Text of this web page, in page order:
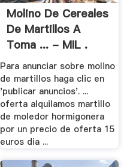
Molino De Cereales
De Martillos A
Toma ... - MIL .
Para anunciar sobre molino
de martillos haga clic en
'publicar anuncios'. ...
oferta alquilamos martillo
de moledor hormigonera
por un precio de oferta 15
euros dia ...